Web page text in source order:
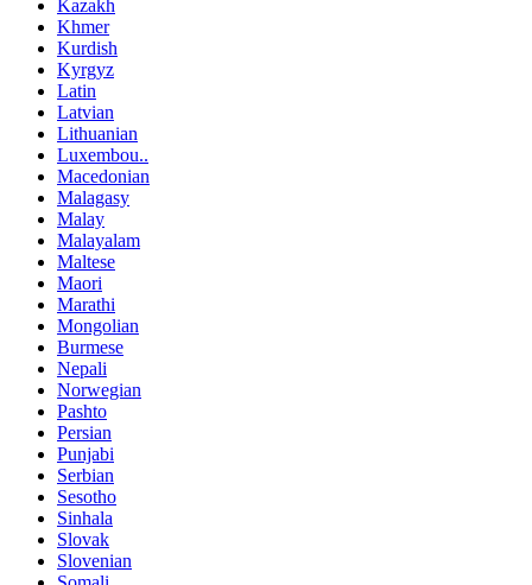
Kazakh
Khmer
Kurdish
Kyrgyz
Latin
Latvian
Lithuanian
Luxembou..
Macedonian
Malagasy
Malay
Malayalam
Maltese
Maori
Marathi
Mongolian
Burmese
Nepali
Norwegian
Pashto
Persian
Punjabi
Serbian
Sesotho
Sinhala
Slovak
Slovenian